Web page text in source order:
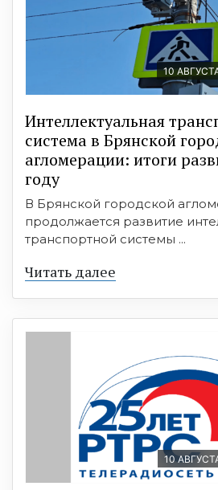
10
Интеллектуальная
система в Брянской
агломерации: итоги
году
В Брянской городской
продолжается развитие
транспортной системы ...
Читать далее
10